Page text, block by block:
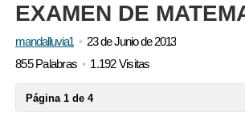
Registrarse
Iniciar sesión
EXAMEN DE
mandalluvia1
23 de Junio de 2013
855 Palabras
1.192 Visitas
Página 1 de 4